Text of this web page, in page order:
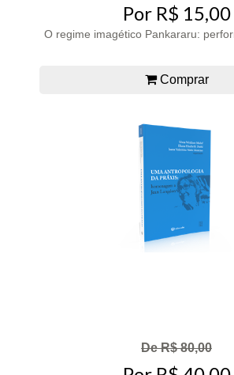
Por R$ 15,00
O regime imagético Pankararu:
Comprar
De R$ 80,00